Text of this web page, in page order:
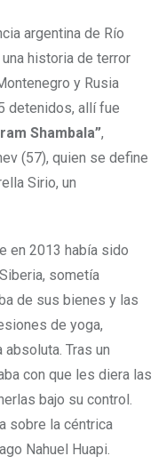
argentina de Río
historia de terror
y Rusia
detenidos, allí fue
Shambala”,
(57), quien se define
Sirio, un
en 2013 había sido
sometía
de sus bienes y las
de yoga,
absoluta. Tras un
con que les diera las
bajo su control.
sobre la céntrica
Nahuel Huapi.